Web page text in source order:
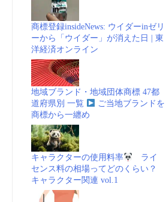
商標登録insideNews: ウイダーinゼリ
ーから「ウイダー」が消えた日 | 東
洋経済オンライン
地域ブランド・地域団体商標 47都
道府県別 一覧
ご当地ブランドを
商標から一纏め
キャラクターの使用料率
ライ
センス料の相場ってどのくらい？
キャラクター関連 vol.1